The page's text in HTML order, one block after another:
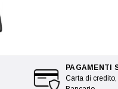
PAGAMENTI
Carta di